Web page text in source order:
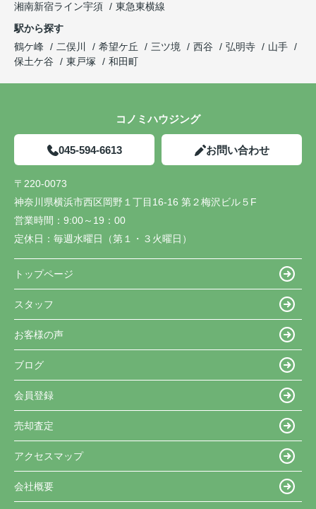
湘南新宿ライン宇須
東急東横線
駅から探す
鶴ケ峰
二俣川 希望ケ丘 三ツ境 西谷 弘明寺
山手
保土ケ谷
東戸塚 和田町
コノミハウジング
045-594-6613 お問い合わせ
〒220-0073
神奈川県横浜市西区岡野１丁目16-16 第２梅沢ビル５F
営業時間： 9:00～19：00
定休日： 毎週水曜日（第１・３火曜日）
トップページ
スタッフ
お客様の声
ブログ
会員登録
売却査定
アクセスマップ
会社概要